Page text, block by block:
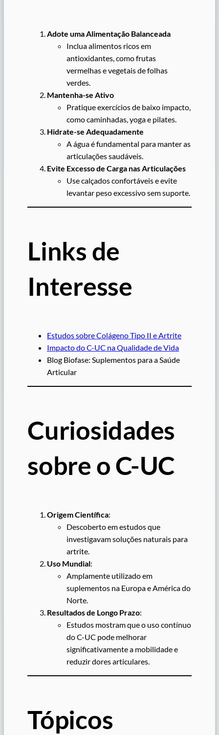
Adote uma Alimentação Balanceada
Inclua alimentos ricos em
antioxidantes, como frutas
vermelhas e vegetais de folhas
verdes.
Mantenha-se Ativo
Pratique exercícios de baixo impacto,
como caminhadas, yoga e pilates.
Hidrate-se Adequadamente
A água é fundamental para manter as
articulações saudáveis.
Evite Excesso de Carga nas Articulações
Use calçados confortáveis e evite
levantar peso excessivo sem suporte.
Links de
Interesse
Estudos sobre Colágeno Tipo II e Artrite
Impacto do C-UC na Qualidade de Vida
Blog Biofase: Suplementos para a Saúde
Articular
Curiosidades
sobre o C-UC
Origem Científica:
Descoberto em estudos que
investigavam soluções naturais para
artrite.
Uso Mundial:
Amplamente utilizado em
suplementos na Europa e América do
Norte.
Resultados de Longo Prazo:
Estudos mostram que o uso contínuo
do C-UC pode melhorar
significativamente a mobilidade e
reduzir dores articulares.
Tópicos